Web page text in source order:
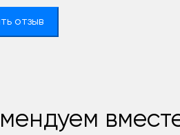
отзыв